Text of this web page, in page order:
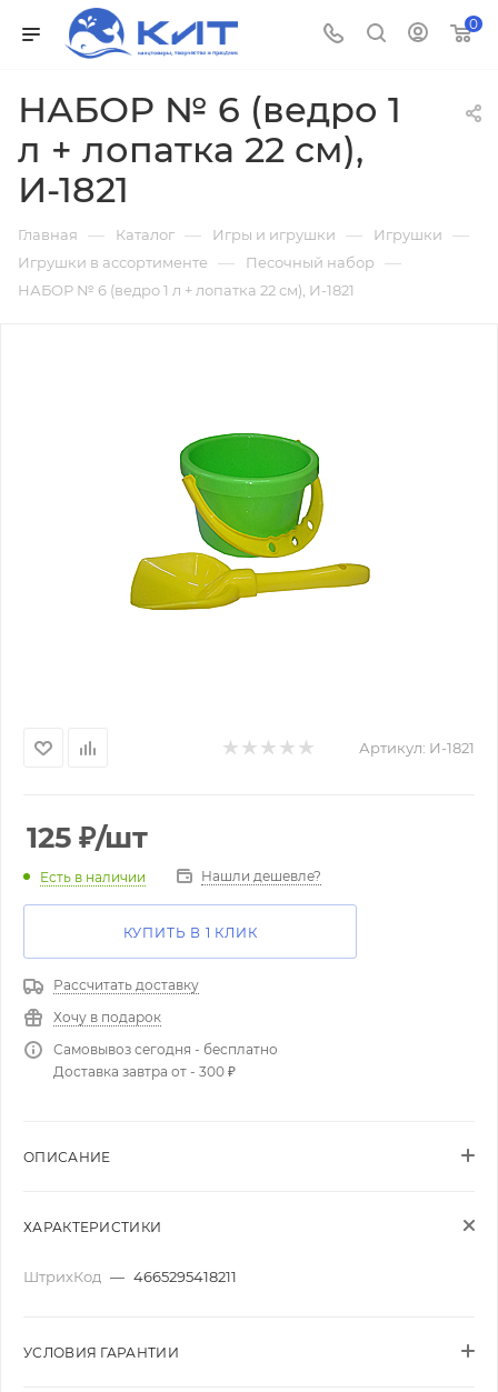
0
НАБОР № 6 (ведро 1
л + лопатка 22 см),
И-1821
Главная — Каталог — Игры и игрушки — Игрушки —
Игрушки в ассортименте — Песочный набор —
НАБОР № 6 (ведро 1 л + лопатка 22 см), И-1821
Артикул: И-1821
125 ₽/шт
Есть в наличии Нашли дешевле?
КУПИТЬ В 1 КЛИК
Рассчитать доставку
Хочу в подарок
Самовывоз сегодня - бесплатно
Доставка завтра от - 300 ₽
ОПИСАНИЕ
ХАРАКТЕРИСТИКИ
ШтрихКод — 4665295418211
УСЛОВИЯ ГАРАНТИИ